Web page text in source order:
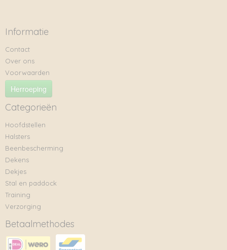
Informatie
Contact
Over ons
Voorwaarden
Herroeping
Categorieën
Hoofdstellen
Halsters
Beenbescherming
Dekens
Dekjes
Stal en paddock
Training
Verzorging
Betaalmethodes